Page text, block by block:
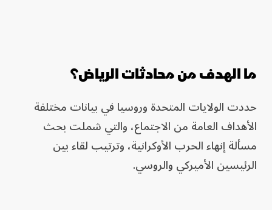
ما الهدف من محادثات الرياض؟
حددت الولايات المتحدة وروسيا في بيانات مختلفة
الأهداف العامة من الاجتماع، والتي شملت بحث
مسألة إنهاء الحرب الأوكرانية، وترتيب لقاء بين
الرئيسين الأميركي والروسي.